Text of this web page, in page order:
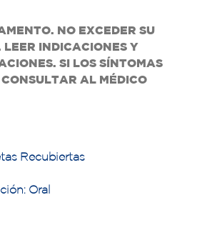
NO EXCEDER SU
LEER INDICACIONES Y
SI LOS SÍNTOMAS
AL MÉDICO
Recubiertas
Oral